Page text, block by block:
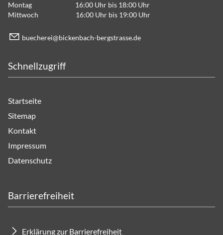
Montag 16:00 Uhr bis 18:00 Uhr
Mittwoch 16:00 Uhr bis 19:00 Uhr
b ch r b ck nb ch-b rgstr ss d
Schnellzugriff
Startseite
Sitemap
Kontakt
Impressum
Datenschutz
Barrierefreiheit
Erklärung zur Barrierefreiheit